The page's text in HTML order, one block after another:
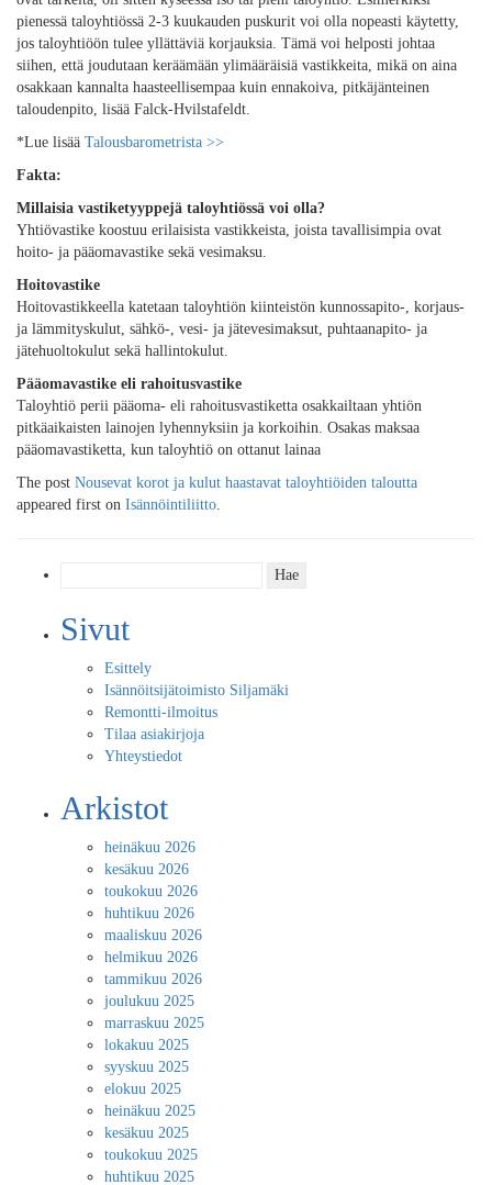
pienessä taloyhtiössä 2-3 kuukauden puskurit voi olla nopeasti käytetty,
jos taloyhtiöön tulee yllättäviä korjauksia. Tämä voi helposti johtaa
siihen, että joudutaan keräämään ylimääräisiä vastikkeita, mikä on aina
osakkaan kannalta haasteellisempaa kuin ennakoiva, pitkäjänteinen
taloudenpito, lisää Falck-Hvilstafeldt.
*Lue lisää Talousbarometrista >>
Fakta:
Millaisia vastiketyyppejä taloyhtiössä voi olla?
Yhtiövastike koostuu erilaisista vastikkeista, joista tavallisimpia ovat
hoito- ja pääomavastike sekä vesimaksu.
Hoitovastike
Hoitovastikkeella katetaan taloyhtiön kiinteistön kunnossapito-, korjaus-
ja lämmityskulut, sähkö-, vesi- ja jätevesimaksut, puhtaanapito- ja
jätehuoltokulut sekä hallintokulut.
Pääomavastike eli rahoitusvastike
Taloyhtiö perii pääoma- eli rahoitusvastiketta osakkailtaan yhtiön
pitkäaikaisten lainojen lyhennyksiin ja korkoihin. Osakas maksaa
pääomavastiketta, kun taloyhtiö on ottanut lainaa
The post Nousevat korot ja kulut haastavat taloyhtiöiden taloutta
appeared first on Isännöintiliitto.
Sivut
Esittely
Isännöitsijätoimisto Siljamäki
Remontti-ilmoitus
Tilaa asiakirjoja
Yhteystiedot
Arkistot
heinäkuu 2026
kesäkuu 2026
toukokuu 2026
huhtikuu 2026
maaliskuu 2026
helmikuu 2026
tammikuu 2026
joulukuu 2025
marraskuu 2025
lokakuu 2025
syyskuu 2025
elokuu 2025
heinäkuu 2025
kesäkuu 2025
toukokuu 2025
huhtikuu 2025